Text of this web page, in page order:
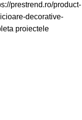
prestrend.ro/product-
decorative-
proiectele